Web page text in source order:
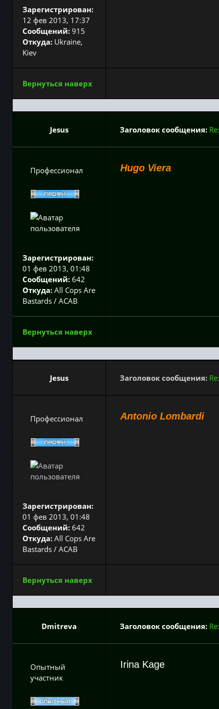
Зарегистрирован:
12 фев 2013, 17:37
Сообщений: 915
Откуда: Ukraine,
Kiev
Вернуться наверх
Jesus Заголовок сообщения:
Профессионал
Зарегистрирован:
01 фев 2013, 01:48
Сообщений: 642
Откуда: All Cops Are
Bastards / ACAB
Hugo Viera
Вернуться наверх
Jesus Заголовок сообщения:
Профессионал
Зарегистрирован:
01 фев 2013, 01:48
Сообщений: 642
Откуда: All Cops Are
Bastards / ACAB
Antonio Lombardi
Вернуться наверх
Dmitreva Заголовок сообщения:
Опытный
участник
Irina Kage